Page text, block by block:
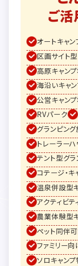
ご活
オートキャ
区画サイト
高原キャン
海沿いキャ
公営キャン
RVパーク
グランピン
トレーラー
テント型グ
コテージ・
温泉併設型
アクティビ
農業体験型
ペット同伴
ファミリー
ソロキャン